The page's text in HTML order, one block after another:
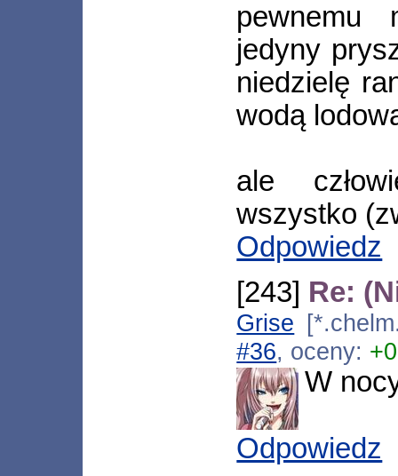
pewnemu
jedyny
niedzielę
wodą
ale
wszystko
Odpowiedz
[243] Re:
Grise
#36, oceny: +0
W
Odpowiedz